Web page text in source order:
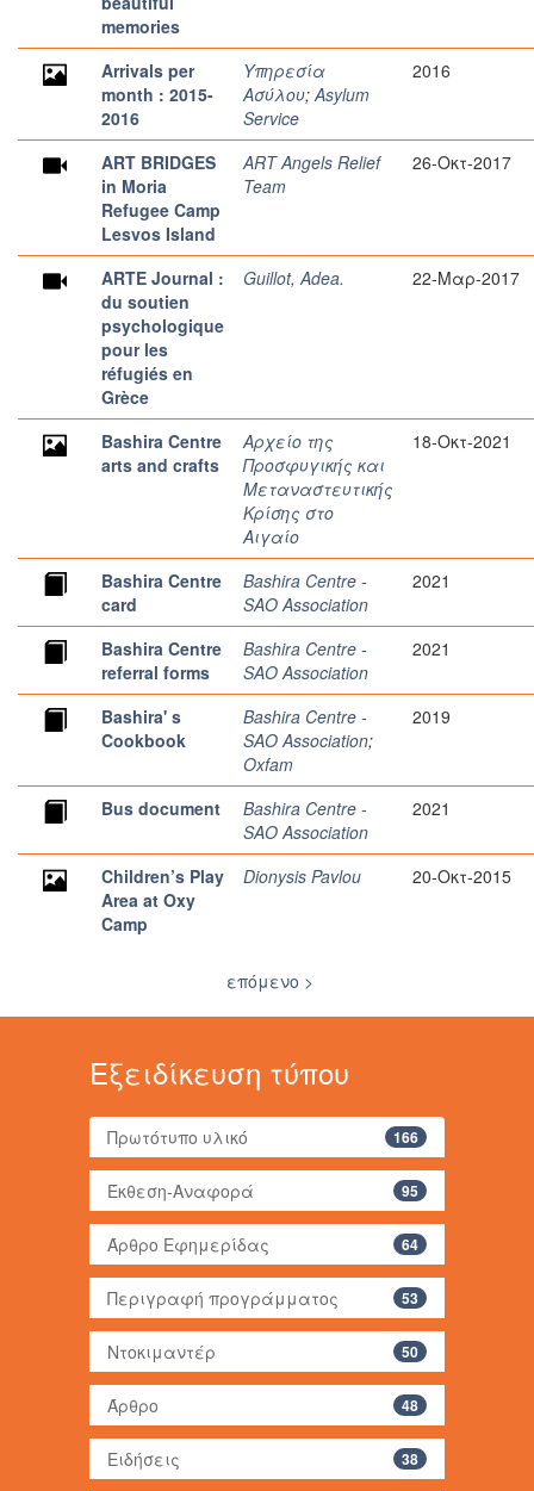
memories
Arrivals per
month : 2015-
2016
Υπηρεσία
Ασύλου;Asylum
Service
2016
ART BRIDGES
in Moria
Refugee Camp
Lesvos Island
ART Angels Relief
Team
26-Οκτ-2017
ARTE Journal :
du soutien
psychologique
pour les
réfugiés en
Grèce
Guillot, Adea. 22-Μαρ-2017
Bashira Centre
arts and crafts
Αρχείο της
Προσφυγικής και
Μεταναστευτικής
Κρίσης στο
Αιγαίο
18-Οκτ-2021
Bashira Centre
card
Bashira Centre -
SAO Association
2021
Bashira Centre
referral forms
Bashira Centre -
SAO Association
2021
Bashira' s
Cookbook
Bashira Centre -
SAO Association;
Oxfam
2019
Bus document
Bashira Centre -
SAO Association
2021
Children’s Play
Area at Oxy
Camp
Dionysis Pavlou 20-Οκτ-2015
επόμενο >
Εξειδίκευση τύπου
166
Πρωτότυπο υλικό
95
Έκθεση-Αναφορά
64
Άρθρο Εφημερίδας
53
Περιγραφή προγράμματος
50
Ντοκιμαντέρ
48
Άρθρο
38
Ειδήσεις